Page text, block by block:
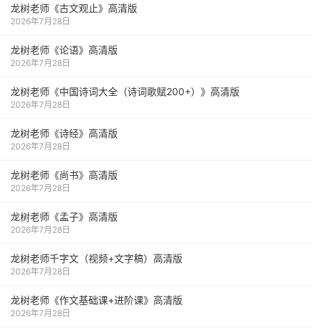
龙树老师《古文观止》高清版
2026年7月28日
龙树老师《论语》高清版
2026年7月28日
龙树老师《中国诗词大全（诗词歌赋200+）》高清版
2026年7月28日
龙树老师《诗经》高清版
2026年7月28日
龙树老师《尚书》高清版
2026年7月28日
龙树老师《孟子》高清版
2026年7月28日
龙树老师千字文（视频+文字稿）高清版
2026年7月28日
龙树老师《作文基础课+进阶课》高清版
2026年7月28日